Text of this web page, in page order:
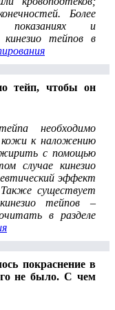
Более
и
кинезио тейпов в
тейп, чтобы он
необходимо
к наложению
с помощью
случае кинезио
эффект
существует
тейпов –
в разделе
покраснение в
не было. С чем